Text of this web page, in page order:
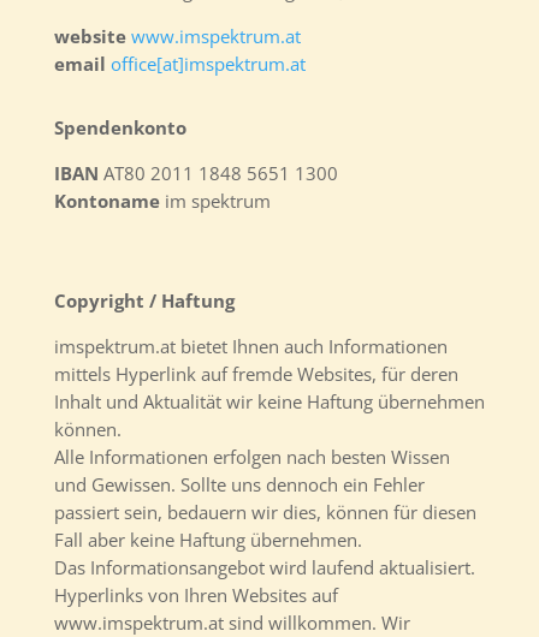
website www.imspektrum.at
email office[at]imspektrum.at
Spendenkonto
IBAN AT80 2011 1848 5651 1300
Kontoname im spektrum
Copyright / Haftung
imspektrum.at bietet Ihnen auch Informationen
mittels Hyperlink auf fremde Websites, für deren
Inhalt und Aktualität wir keine Haftung übernehmen
können.
Alle Informationen erfolgen nach besten Wissen
und Gewissen. Sollte uns dennoch ein Fehler
passiert sein, bedauern wir dies, können für diesen
Fall aber keine Haftung übernehmen.
Das Informationsangebot wird laufend aktualisiert.
Hyperlinks von Ihren Websites auf
www.imspektrum.at sind willkommen. Wir